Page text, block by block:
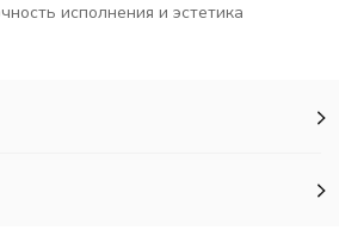
исполнения и эстетика